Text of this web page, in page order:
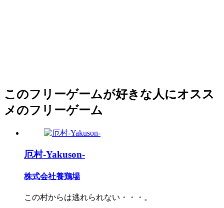
このフリーゲームが好きな人にオスス
メのフリーゲーム
厄村-Yakuson-
株式会社養鶏場
この村からは逃れられない・・・。